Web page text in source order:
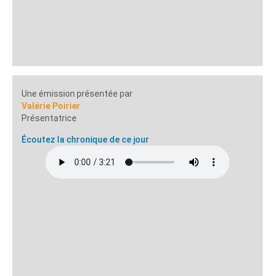
Une émission présentée par
Valérie Poirier
Présentatrice
Écoutez la chronique de ce jour